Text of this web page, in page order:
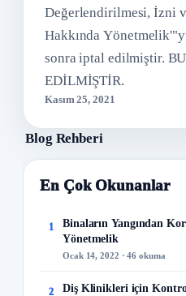
Değerlendirilmesi, İzni
Hakkında
sonra iptal edilmiştir.
EDİLMİŞTİR.
Kasım 25, 2021
Blog Rehberi
En Çok Okunanlar
1
Binaların Yangından
Yönetmelik
Ocak 14, 2022 · 46 okuma
2 Diş Klinikleri için